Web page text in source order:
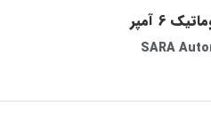
SARA